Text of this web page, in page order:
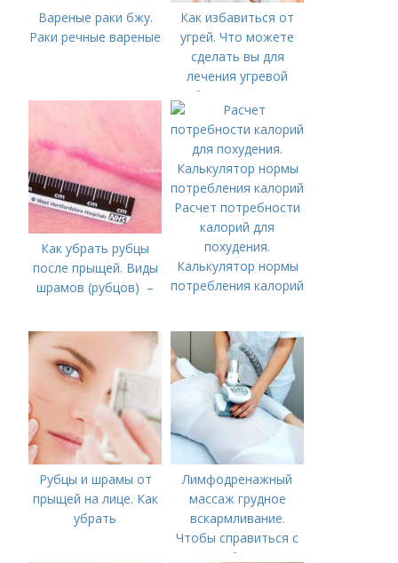
Вареные раки бжу.
Раки речные вареные
Как избавиться от
угрей. Что можете
сделать вы для
лечения угревой
болезни (акне)
Как убрать рубцы
после прыщей. Виды
шрамов (рубцов) –
Расчет потребности
калорий для
похудения.
Калькулятор нормы
потребления калорий
Рубцы и шрамы от
прыщей на лице. Как
убрать
Лимфодренажный
массаж грудное
вскармливание.
Чтобы справиться с
нагрубанием,